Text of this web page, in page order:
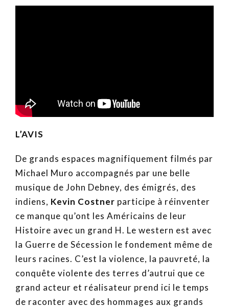
L’AVIS
De grands espaces magnifiquement filmés par
Michael Muro accompagnés par une belle
musique de John Debney, des émigrés, des
indiens, Kevin Costner participe à réinventer
ce manque qu’ont les Américains de leur
Histoire avec un grand H. Le western est avec
la Guerre de Sécession le fondement même de
leurs racines. C’est la violence, la pauvreté, la
conquête violente des terres d’autrui que ce
grand acteur et réalisateur prend ici le temps
de raconter avec des hommages aux grands